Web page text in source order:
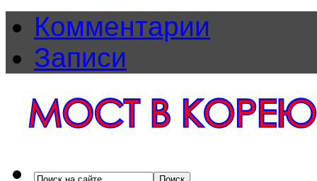
Комментарии
Записи